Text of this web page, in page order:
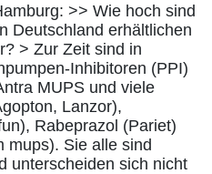
>> Wie hoch sind
Deutschland erhältlichen
> Zur Zeit sind in
Inhibitoren (PPI)
MUPS und viele
Lanzor),
Rabeprazol (Pariet)
mups). Sie alle sind
unterscheiden sich nicht